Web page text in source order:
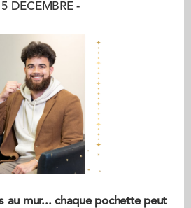
DECEMBRE -
au mur... chaque pochette peut